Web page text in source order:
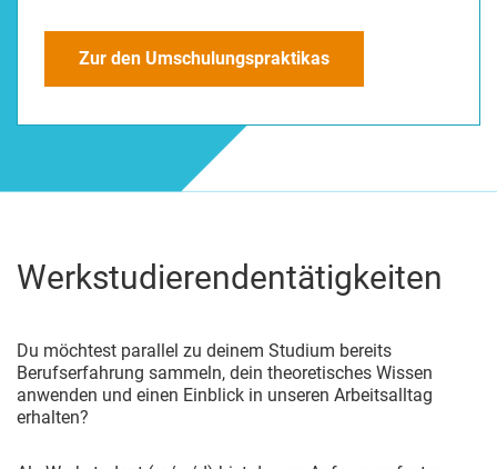
Zur den Umschulungspraktikas
Werkstudierendentätigkeiten
Du möchtest parallel zu deinem Studium bereits
Berufserfahrung sammeln, dein theoretisches Wissen
anwenden und einen Einblick in unseren Arbeitsalltag
erhalten?